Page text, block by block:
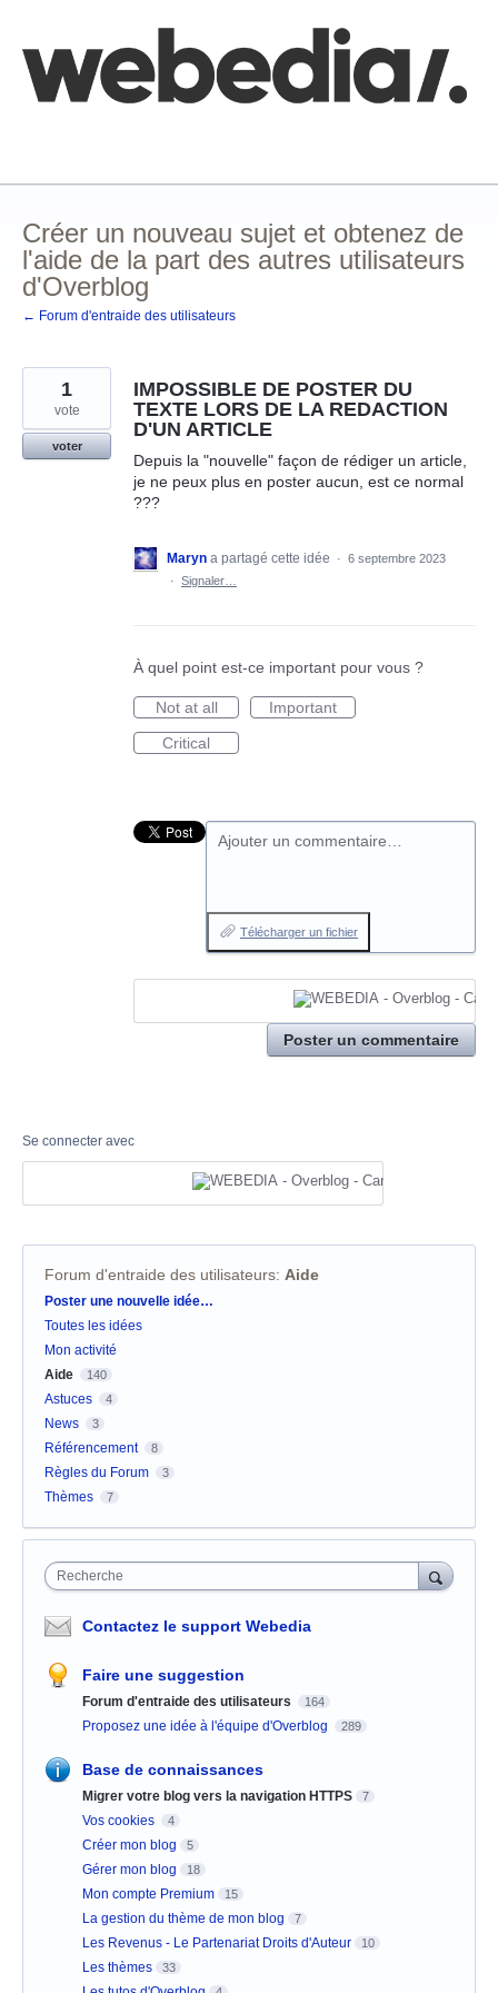
contenu
Créer un nouveau sujet et obtenez de
l'aide de la part des autres utilisateurs
d'Overblog
← Forum d'entraide des utilisateurs
IMPOSSIBLE DE POSTER DU
TEXTE LORS DE LA REDACTION
D'UN ARTICLE
Depuis la "nouvelle" façon de rédiger un article,
je ne peux plus en poster aucun, est ce normal
???
1
vote
voter
Maryn a partagé cette idée · 6 septembre 2023
· Signaler…
À quel point est-ce important pour vous ?
Not at all
Important
Critical
Ajouter un commentaire…
Télécharger un fichier
Poster un commentaire
Se connecter avec
Forum d'entraide des utilisateurs: Aide
Catégories
Poster une nouvelle idée…
Toutes les idées
Mon activité
Aide
140
Astuces 4
News 3
Référencement 8
Règles du Forum 3
Thèmes 7
Recherche
Contactez le support Webedia
Faire une suggestion
Forum d'entraide des utilisateurs 164
Proposez une idée à l'équipe d'Overblog 289
Base de connaissances
Migrer votre blog vers la navigation HTTPS 7
Vos cookies 4
Créer mon blog 5
Gérer mon blog 18
Mon compte Premium 15
La gestion du thème de mon blog 7
Les Revenus - Le Partenariat Droits d'Auteur 10
Les thèmes 33